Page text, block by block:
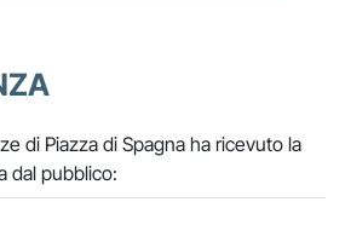
di Piazza di Spagna ha ricevuto la
dal pubblico: